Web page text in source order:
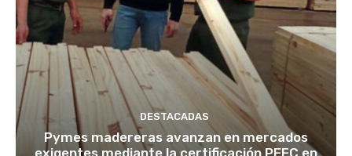
DESTACADAS
Pymes madereras avanzan en mercados